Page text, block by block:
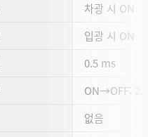
차광 시 ON
입광 시 ON
0.5 ms
ON→OFF:
없음